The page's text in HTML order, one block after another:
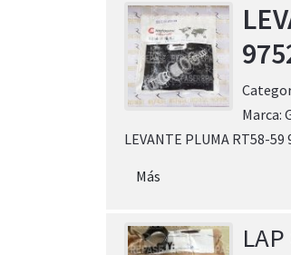
Marca:
LEVANTE PLUMA RT58-59
Más